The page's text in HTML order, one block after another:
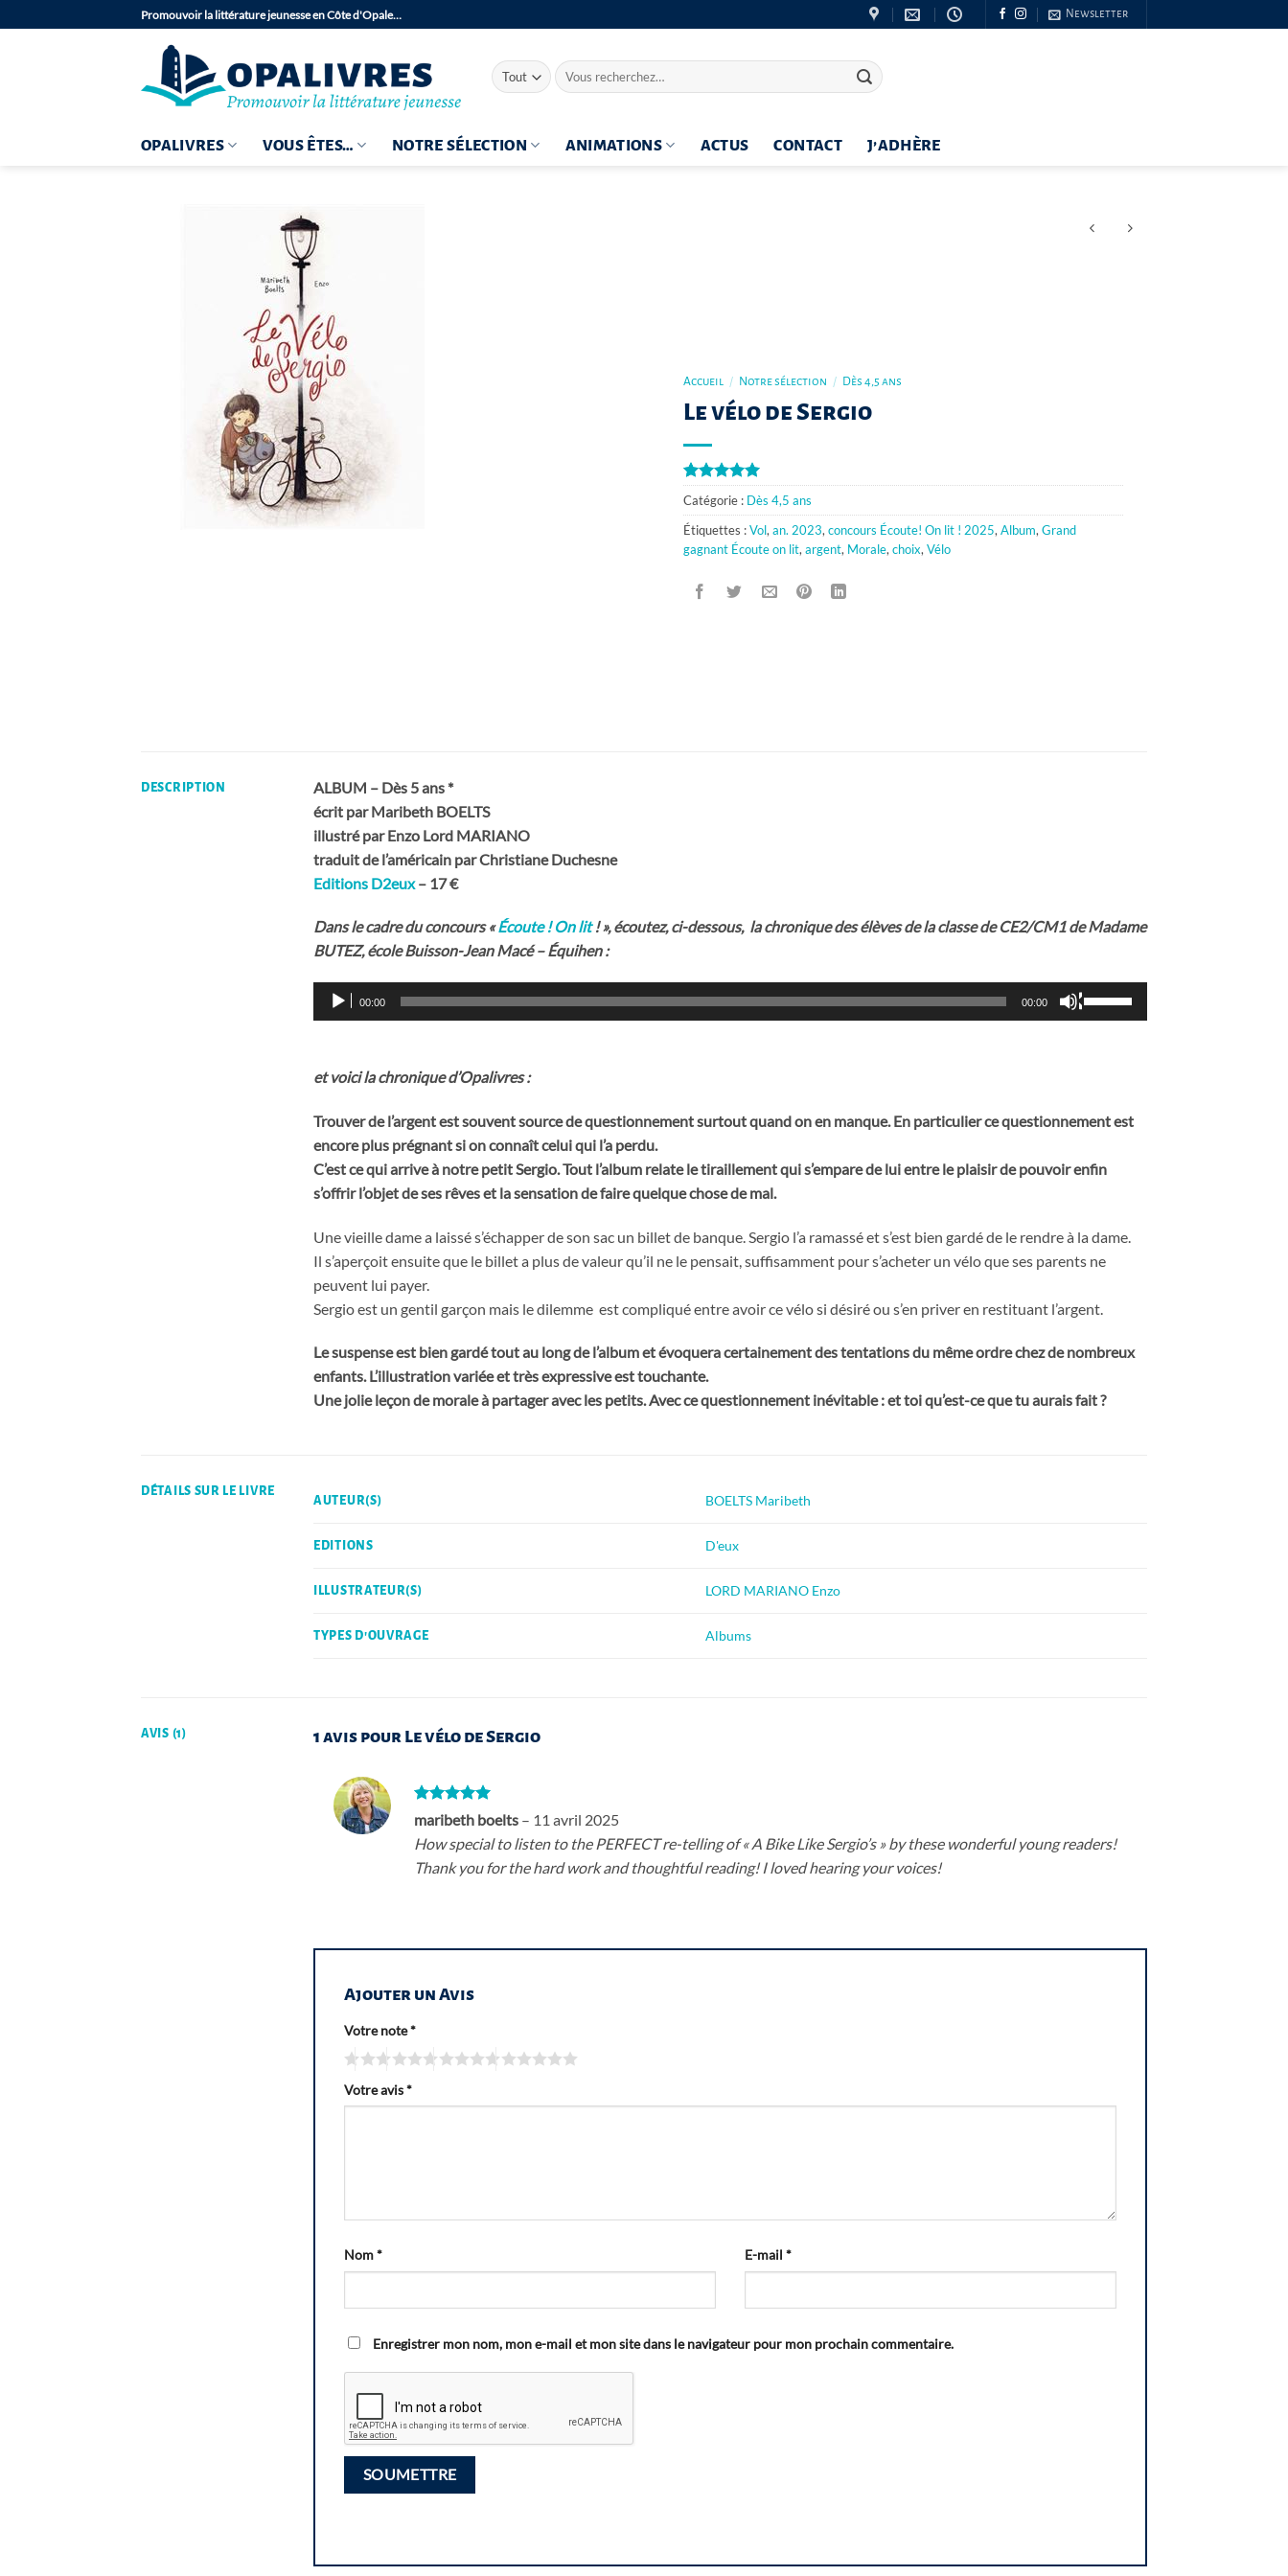
au
Promouvoir la littérature jeunesse en Côte d'Opale… Newsletter
Recherche
pour :
OPALIVRES VOUS ÊTES… NOTRE SÉLECTION ANIMATIONS ACTUS CONTACT J’ADHÈRE
Accueil / Notre sélection / Dès 4,5 ans
Le vélo de Sergio
Noté
sur
5 basé sur
1
notation
client
Catégorie : Dès 4,5 ans
Étiquettes :Vol, an. 2023, concours Écoute! On lit ! 2025, Album, Grand
gagnant Écoute on lit, argent, Morale, choix, Vélo
DESCRIPTION
ALBUM – Dès 5 ans *
écrit par Maribeth BOELTS
illustré par Enzo Lord MARIANO
traduit de l’américain par Christiane Duchesne
Editions D2eux– 17 €
Dans le cadre du concours «Écoute ! On lit! », écoutez, ci-dessous, la chronique des élèves de la classe de CE2/CM1 de Madame
BUTEZ, école Buisson-Jean Macé – Équihen :
Lecteur
audio
00:00 00:00
les
augmenter
diminuer
et voici la chronique d’Opalivres :
Trouver de l’argent est souvent source de questionnement surtout quand on en manque. En particulier ce questionnement est
encore plus prégnant si on connaît celui qui l’a perdu.
C’est ce qui arrive à notre petit Sergio. Tout l’album relate le tiraillement qui s’empare de lui entre le plaisir de pouvoir enfin
s’offrir l’objet de ses rêves et la sensation de faire quelque chose de mal.
Une vieille dame a laissé s’échapper de son sac un billet de banque. Sergio l’a ramassé et s’est bien gardé de le rendre à la dame.
Il s’aperçoit ensuite que le billet a plus de valeur qu’il ne le pensait, suffisamment pour s’acheter un vélo que ses parents ne
peuvent lui payer.
Sergio est un gentil garçon mais le dilemme est compliqué entre avoir ce vélo si désiré ou s’en priver en restituant l’argent.
Le suspense est bien gardé tout au long de l’album et évoquera certainement des tentations du même ordre chez de nombreux
enfants. L’illustration variée et très expressive est touchante.
Une jolie leçon de morale à partager avec les petits. Avec ce questionnement inévitable : et toi qu’est-ce que tu aurais fait ?
DÉTAILS SUR LE LIVRE
AUTEUR(S) BOELTS Maribeth
EDITIONS D'eux
ILLUSTRATEUR(S) LORD MARIANO Enzo
TYPES D'OUVRAGE Albums
AVIS (1) 1 avis pour Le vélo de Sergio
Note5sur
5
maribeth boelts – 11 avril 2025
How special to listen to the PERFECT re-telling of « A Bike Like Sergio’s » by these wonderful young readers!
Thank you for the hard work and thoughtful reading! I loved hearing your voices!
Ajouter un Avis
Votre note*
Votre avis*
Nom* E-mail *
Enregistrer mon nom, mon e-mail et mon site dans le navigateur pour mon prochain commentaire.